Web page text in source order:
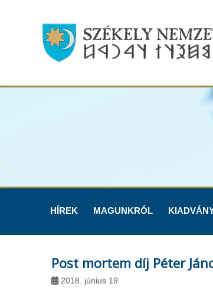
HÍREK MAGUNKRÓL
Post mortem díj Péter
2018. június 19